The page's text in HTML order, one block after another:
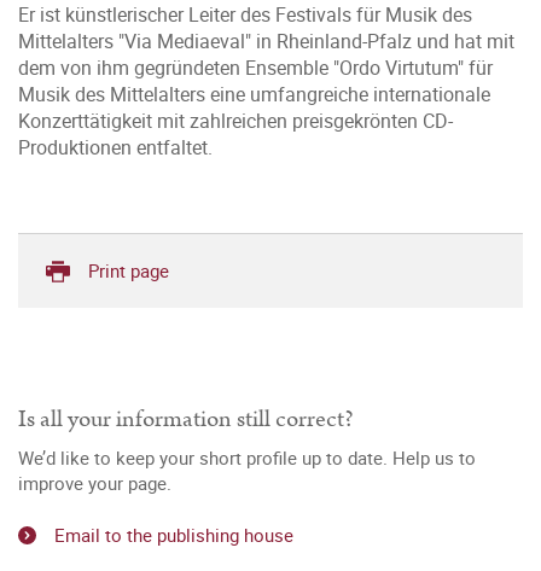
Er ist künstlerischer Leiter des Festivals für Musik des
Mittelalters "Via Mediaeval" in Rheinland-Pfalz und hat mit
dem von ihm gegründeten Ensemble "Ordo Virtutum" für
Musik des Mittelalters eine umfangreiche internationale
Konzerttätigkeit mit zahlreichen preisgekrönten CD-
Produktionen entfaltet.
Print page
Is all your information still correct?
We’d like to keep your short profile up to date. Help us to
improve your page.
Email to the publishing house